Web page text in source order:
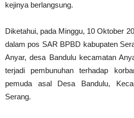
kejinya berlangsung.
Diketahui, pada Minggu, 10 Oktober
dalam pos SAR BPBD kabupaten
Anyar, desa Bandulu kecamatan
terjadi pembunuhan terhadap
pemuda asal Desa Bandulu,
Serang.